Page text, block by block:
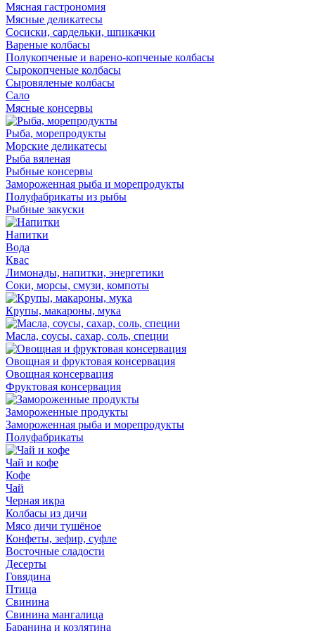
Мясная гастрономия
Мясные деликатесы
Сосиски, сардельки, шпикачки
Вареные колбасы
Полукопченые и варено-копченые колбасы
Сырокопченые колбасы
Сыровяленые колбасы
Сало
Мясные консервы
Рыба, морепродукты
Морские деликатесы
Рыба вяленая
Рыбные консервы
Замороженная рыба и морепродукты
Полуфабрикаты из рыбы
Рыбные закуски
Напитки
Вода
Квас
Лимонады, напитки, энергетики
Соки, морсы, смузи, компоты
Крупы, макароны, мука
Масла, соусы, сахар, соль, специи
Овощная и фруктовая консервация
Овощная консервация
Фруктовая консервация
Замороженные продукты
Замороженная рыба и морепродукты
Полуфабрикаты
Чай и кофе
Кофе
Чай
Черная икра
Колбасы из дичи
Мясо дичи тушёное
Конфеты, зефир, суфле
Восточные сладости
Десерты
Говядина
Птица
Свинина
Свинина мангалица
Баранина и козлятина